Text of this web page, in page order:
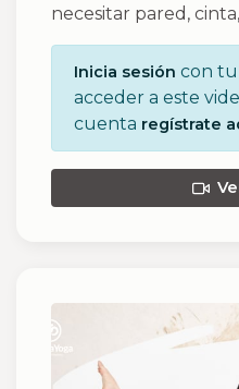
necesitar pared,
Inicia sesión con
acceder a este
cuenta regístrate